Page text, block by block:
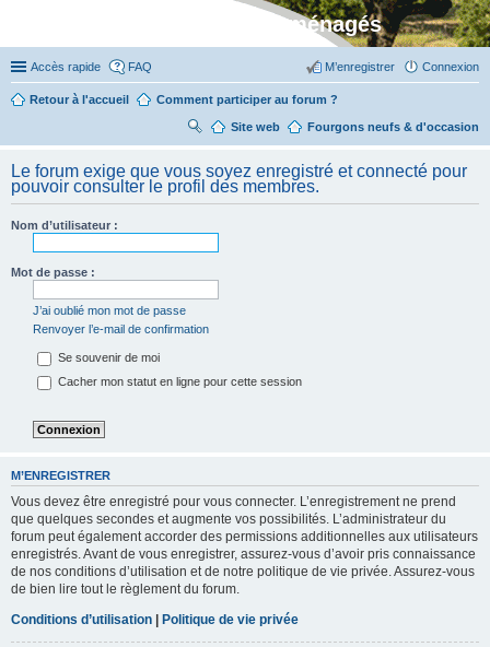
Stylevan - Vans aménagés
Accès rapide FAQ Connexion
M’enregistrer
Retour à l'accueil Comment participer au forum ?
Fourgons neufs & d'occasion
Site web
R
her
ch
er
Le forum exige que vous soyez enregistré et connecté pour
pouvoir consulter le profil des membres.
Nom d’utilisateur :
Mot de passe :
J’ai oublié mon mot de passe
Renvoyer l’e-mail de confirmation
Se souvenir de moi
Cacher mon statut en ligne pour cette session
M’ENREGISTRER
Vous devez être enregistré pour vous connecter. L’enregistrement ne prend
que quelques secondes et augmente vos possibilités. L’administrateur du
forum peut également accorder des permissions additionnelles aux utilisateurs
enregistrés. Avant de vous enregistrer, assurez-vous d’avoir pris connaissance
de nos conditions d’utilisation et de notre politique de vie privée. Assurez-vous
de bien lire tout le règlement du forum.
Conditions d’utilisation | Politique de vie privée